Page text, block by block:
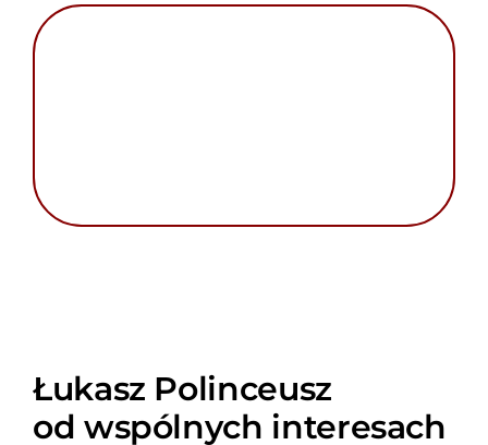
Łukasz Polinceusz
od wspólnych interesach